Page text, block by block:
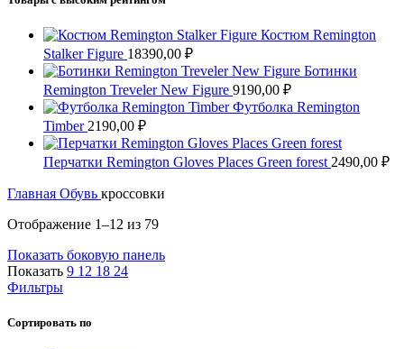
Костюм Remington
Stalker Figure 18390,00 ₽
Ботинки
Remington Treveler New Figure 9190,00 ₽
Футболка Remington
Timber 2190,00 ₽
Перчатки Remington Gloves Places Green forest 2490,00 ₽
Главная Обувь кроссовки
Отображение 1–12 из 79Сортировка:
популярности
Показать боковую панель
Показать 9 12 18 24
Фильтры
Сортировать по